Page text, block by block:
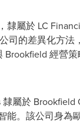
隸屬於 LC
司的差異化方
經營策
隸屬於
能。該公司身為